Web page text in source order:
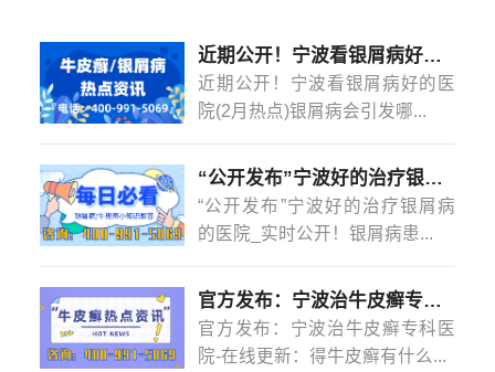
维生素。
蛋白质，每天都有丰富的蛋白质，蛋白质几乎参
与人体每一个正常的生理活动，其主要功能是首先形成和
者每天都有大量的鳞屑，使身体失去大量的角蛋白，不及
时补充会引起低蛋白血症，因此在饮食中添加蛋白质。宁
波市银屑病
揭阳治疗牛皮癣去哪个医院(牛皮癣饮食)牛皮癣
饮食呢？以上就是牛皮癣这个疾病患者们怎么饮食的解释
了，这个疾病吧患者们是需要坚持好治疗的，祝患者们疾
病能早日康复。
近期公开！宁波看银屑病好的医院(2月热点)银屑病会引发哪些并发症？
近期公开！宁波看银屑病好的医
院(2月热点)银屑病会引发哪...
“公开发布”宁波好的治疗银屑病的医院_实时公开！银屑病患者能吃菠萝蜜吗？
“公开发布”宁波好的治疗银屑病
的医院_实时公开！银屑病患...
官方发布：宁波治牛皮癣专科医院-在线更新：得牛皮癣有什么忌口的吗？
官方发布：宁波治牛皮癣专科医
院-在线更新：得牛皮癣有什么...